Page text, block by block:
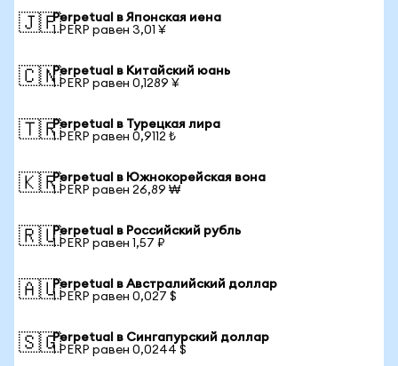
🇯🇵Perpetual в Японская иена
1 PERP равен 3,01 ¥
🇨🇳Perpetual в Китайский юань
1 PERP равен 0,1289 ¥
🇹🇷Perpetual в Турецкая лира
1 PERP равен 0,9112 ₺
🇰🇷Perpetual в Южнокорейская вона
1 PERP равен 26,89 ₩
🇷🇺Perpetual в Российский рубль
1 PERP равен 1,57 ₽
🇦🇺Perpetual в Австралийский доллар
1 PERP равен 0,027 $
🇸🇬Perpetual в Сингапурский доллар
1 PERP равен 0,0244 $